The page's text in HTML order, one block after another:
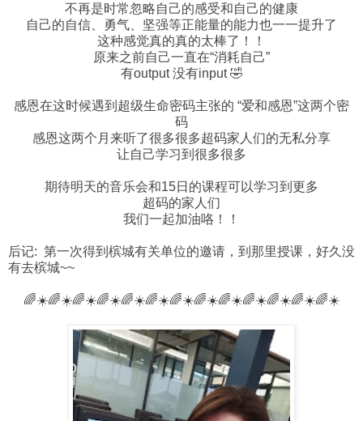
不再是时常忽略自己的感受和自己的健康
自己的自信、勇气、坚强等正能量的能力也一一提升了
这种感觉真的真的太棒了！！
原来之前自己一直在“消耗自己”
有output 没有input 🤣
感恩在这时候遇到超级生命密码主张的 “爱和感恩”这两个密
码
感恩这两个月来听了很多很多超码家人们的无私分享
让自己学习到很多很多
期待明天的音乐会和15日的课程可以学习到更多
超码的家人们
我们一起加油咯！！
后记: 第一次得到槟城有关单位的邀请，到那里授课，好久没
有去槟城~~
🌈☀️🌈☀️🌈☀️🌈☀️🌈☀️🌈☀️🌈☀️🌈☀️🌈☀️🌈☀️🌈☀️🌈☀️🌈☀️